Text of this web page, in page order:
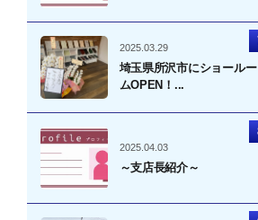
2025.03.29
埼玉県所沢市にショールー
ムOPEN！...
2025.04.03
～支店長紹介～